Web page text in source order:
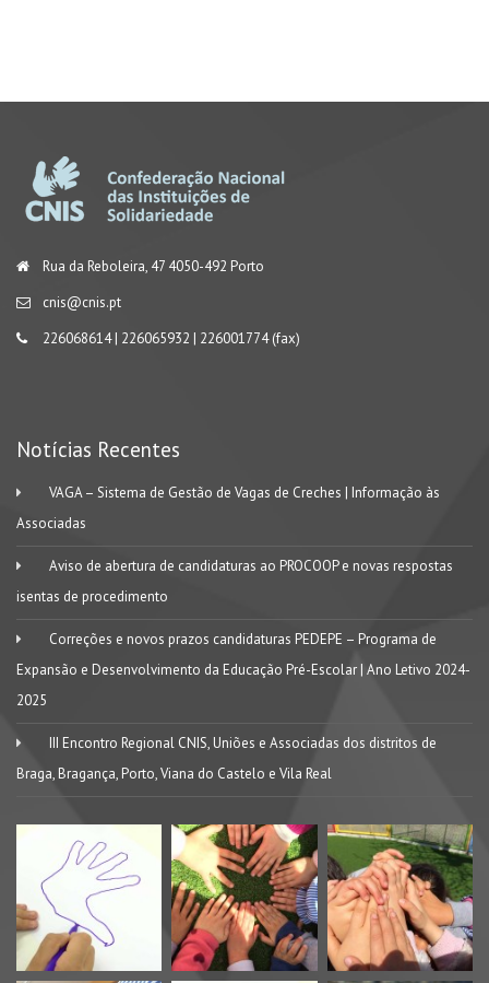
Rua da Reboleira, 47 4050-492 Porto
cnis@cnis.pt
226068614 | 226065932 | 226001774 (fax)
Notícias Recentes
VAGA – Sistema de Gestão de Vagas de Creches | Informação às
Associadas
Aviso de abertura de candidaturas ao PROCOOP e novas respostas
isentas de procedimento
Correções e novos prazos candidaturas PEDEPE – Programa de
Expansão e Desenvolvimento da Educação Pré-Escolar | Ano Letivo 2024-
2025
III Encontro Regional CNIS, Uniões e Associadas dos distritos de
Braga, Bragança, Porto, Viana do Castelo e Vila Real